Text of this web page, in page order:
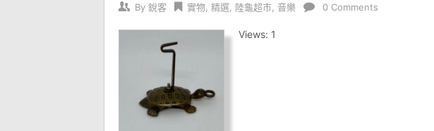
By 銳客 實物 精選 陸龜超市 音樂 0 Comments
Views: 1